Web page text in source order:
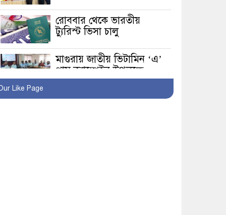
রোববার থেকে ভারতীয়
ট্যুরিস্ট ভিসা চালু
মাগুরায় জাতীয় ভিটামিন ‘এ’
প্লাস ক্যাম্পেইন উপলক্ষে
সাংবাদিক অবহিতকরণ
Like Page